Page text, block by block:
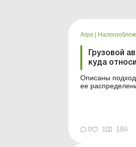
Агро
Грузовой
куда
Описаны
ее
0 1 186